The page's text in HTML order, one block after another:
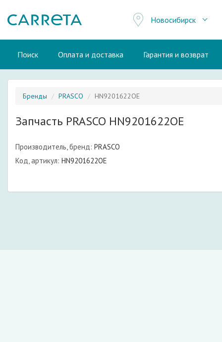
Новосибирск
Поиск Оплата и доставка Гарантия и возврат
Бренды PRASCO HN9201622OE
Запчасть PRASCO HN9201622OE
Производитель, бренд: PRASCO
Код, артикул: HN9201622OE